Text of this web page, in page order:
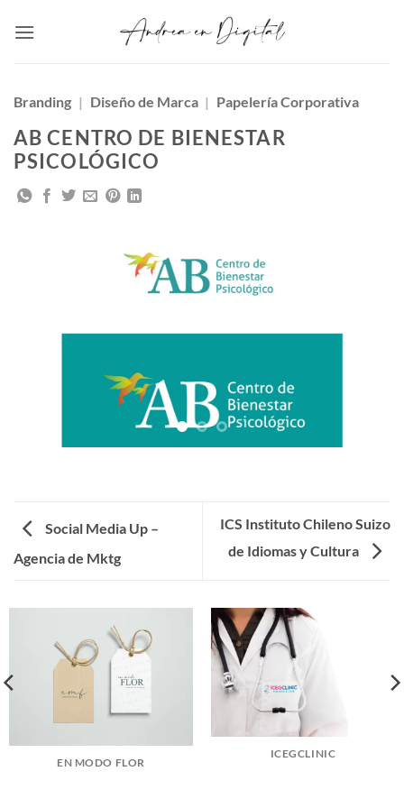
Branding | Diseño de Marca | Papelería Corporativa
AB CENTRO DE BIENESTAR
PSICOLÓGICO
Social Media Up –
Agencia de Mktg
ICS Instituto Chileno Suizo
de Idiomas y Cultura
EN MODO FLOR
ICEGCLINIC